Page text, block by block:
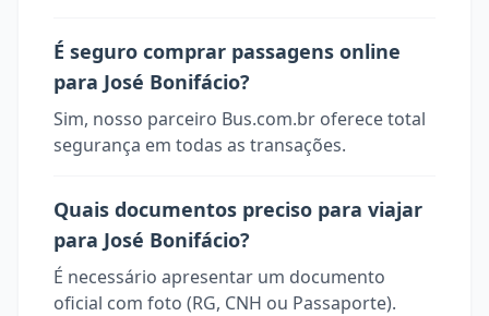
É seguro comprar passagens online
para José Bonifácio?
Sim, nosso parceiro Bus.com.br oferece total
segurança em todas as transações.
Quais documentos preciso para viajar
para José Bonifácio?
É necessário apresentar um documento
oficial com foto (RG, CNH ou Passaporte).